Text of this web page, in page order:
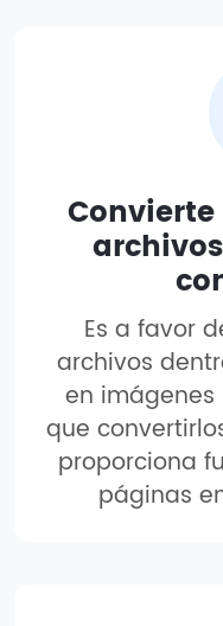
Es a favor
archivos
en imágenes
que
proporciona
páginas